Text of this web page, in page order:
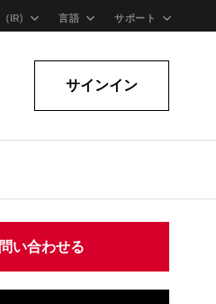
IR) 言語 サポート
サインイン
い合わせる